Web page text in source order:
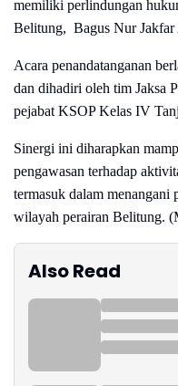
memiliki perlindungan
Belitung, Bagus Nur
Acara penandatanganan
dan dihadiri oleh tim Jaksa
pejabat KSOP Kelas IV
Sinergi ini diharapkan
pengawasan terhadap
termasuk dalam menangani
wilayah perairan Belitung.
Also Read